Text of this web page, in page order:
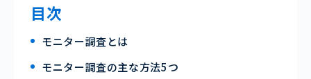
目次
モニター調査とは
モニター調査の主な方法5つ